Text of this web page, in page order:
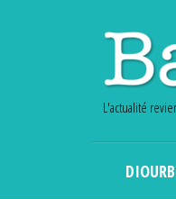
L'actualité